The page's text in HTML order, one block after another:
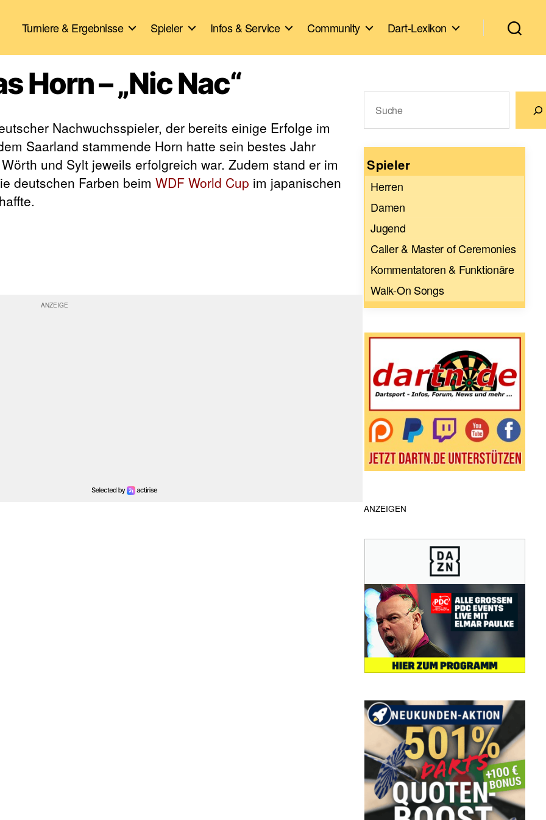
Turniere & Ergebnisse Spieler Infos & Service Community Dart-Lexikon
Horn – „Nic Nac“
Nachwuchsspieler, der bereits einige Erfolge im
Saarland stammende Horn hatte sein bestes Jahr
und Sylt jeweils erfolgreich war. Zudem stand er im
deutschen Farben beim WDF World Cup im japanischen
Spieler
Herren
Damen
Jugend
Caller & Master of Ceremonies
Kommentatoren & Funktionäre
Walk-On Songs
ANZEIGEN